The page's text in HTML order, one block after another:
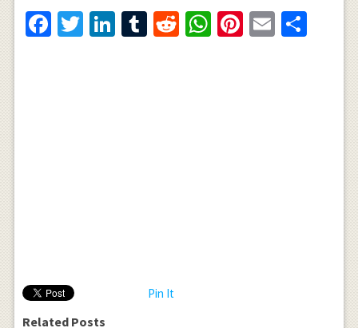
Facebook
Twitter
LinkedIn
Tumblr
RedditWhatsApp
Pinterest
Email
Pin It
Related Posts